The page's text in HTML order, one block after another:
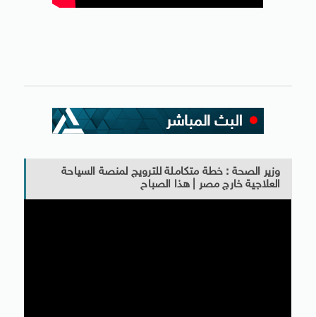
وزير الصحة : خطة متكاملة للترويج لمنصة السياحة
العلاجية خارج مصر | هذا الصباح